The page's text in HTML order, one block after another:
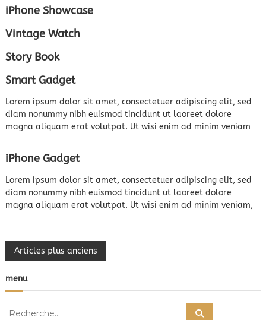
iPhone Showcase
Vintage Watch
Story Book
Smart Gadget
Lorem ipsum dolor sit amet, consectetuer adipiscing elit, sed
diam nonummy nibh euismod tincidunt ut laoreet dolore
magna aliquam erat volutpat. Ut wisi enim ad minim veniam
iPhone Gadget
Lorem ipsum dolor sit amet, consectetuer adipiscing elit, sed
diam nonummy nibh euismod tincidunt ut laoreet dolore
magna aliquam erat volutpat. Ut wisi enim ad minim veniam,
N
a
v
Articles plus anciens
menu
R